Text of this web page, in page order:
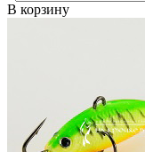
В корзину